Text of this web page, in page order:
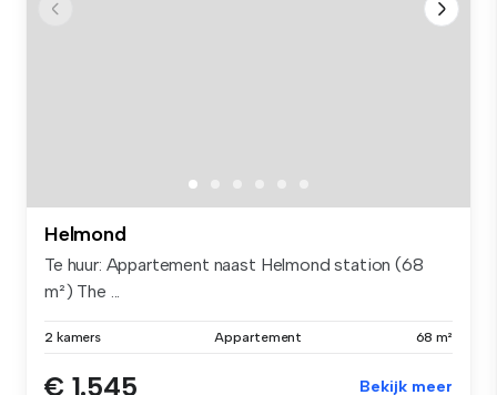
Helmond
Te huur: Appartement naast Helmond station (68
m²) The ...
2 kamers Appartement 68 m²
€ 1.545 Bekijk meer